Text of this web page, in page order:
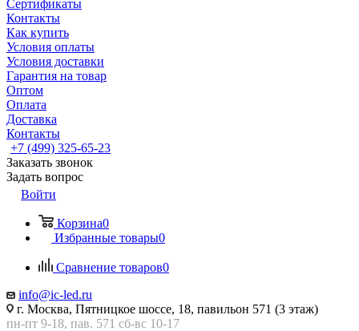
Сертификаты
Контакты
Как купить
Условия оплаты
Условия доставки
Гарантия на товар
Оптом
Оплата
Доставка
Контакты
+7 (499) 325-65-23
Заказать звонок
Задать вопрос
Войти
Корзина0
Избранные товары0
Сравнение товаров0
info@ic-led.ru
г. Москва, Пятницкое шоссе, 18, павильон 571 (3 этаж)
пн-пт 9-18, пав. 571 сб-вс 10-17